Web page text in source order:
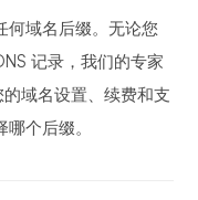
何域名后缀。无论您
记录，我们的专家
域名设置、续费和支
个后缀。